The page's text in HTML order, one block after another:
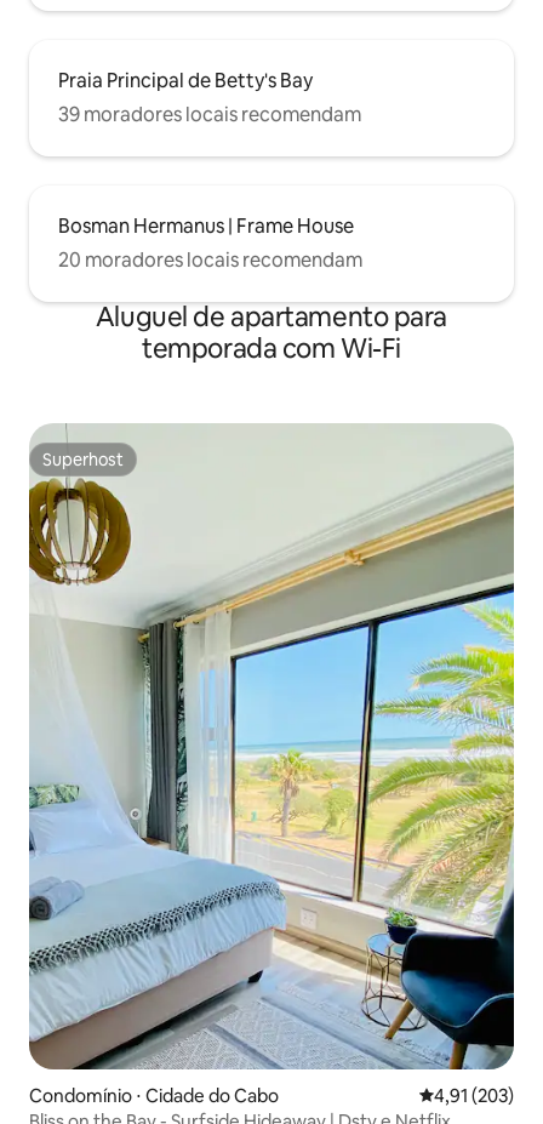
Praia Principal de Betty's Bay
39 moradores locais recomendam
Bosman Hermanus | Frame House
20 moradores locais recomendam
Aluguel de apartamento para
temporada com Wi-Fi
Superhost
Superhost
Condomínio ⋅ Cidade do Cabo 4,91 de uma
4,91 (203)